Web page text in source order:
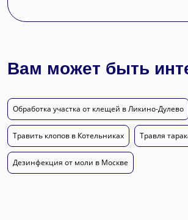
Вам может быть
Обработка участка от клещей в Ликино-Дулево
Травить клопов в Котельниках Травля
Дезинфекция от моли в Москве